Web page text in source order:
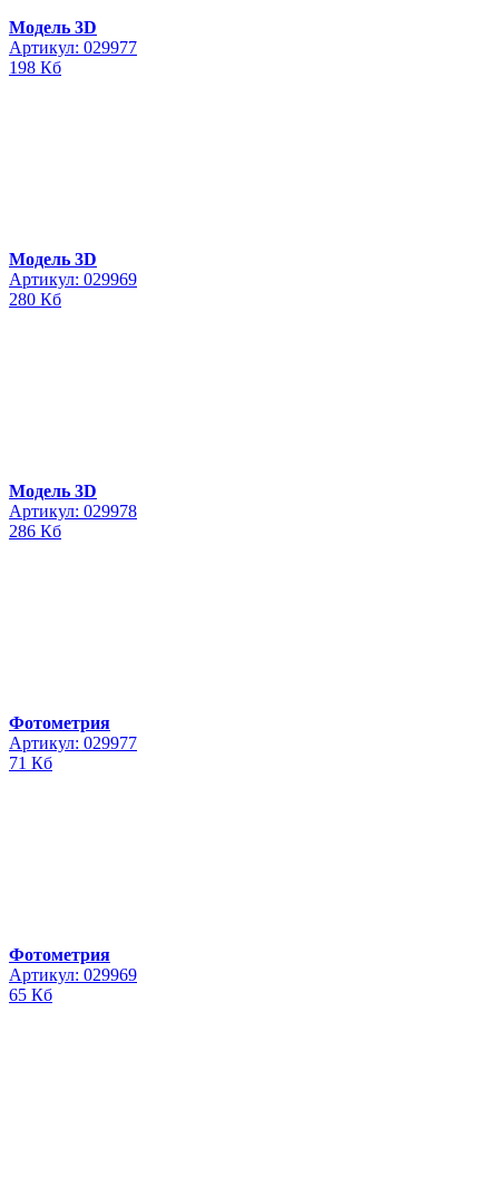
Модель 3D
Артикул: 029977
198 Кб
Модель 3D
Артикул: 029969
280 Кб
Модель 3D
Артикул: 029978
286 Кб
Фотометрия
Артикул: 029977
71 Кб
Фотометрия
Артикул: 029969
65 Кб